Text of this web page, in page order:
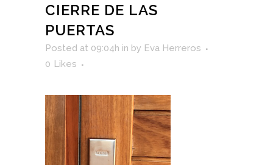
CIERRE DE LAS
PUERTAS
Posted at 09:04h in by Eva Herreros
0 Likes